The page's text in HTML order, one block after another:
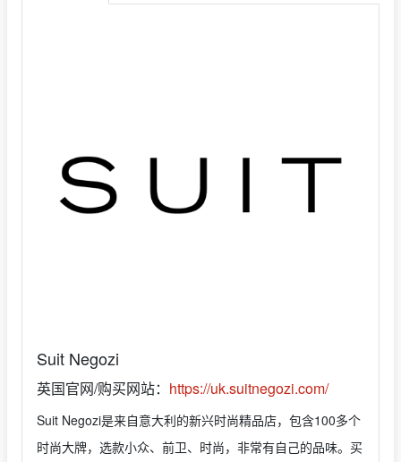
Suit Negozi
英国官网/购买网站： https://uk.suitnegozi.com/
Suit Negozi是来自意大利的新兴时尚精品店，包含100多个
时尚大牌，选款小众、前卫、时尚，非常有自己的品味。买